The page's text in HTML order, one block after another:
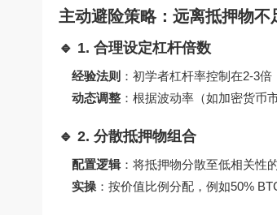
主动避险策略：远离抵押物不
🔹 1. 合理设定杠杆倍数
经验法则 ：初学者杠杆率控制在2-3倍
动态调整 ：根据波动率（如加密货币
🔹 2. 分散抵押物组合
配置逻辑：将抵押物分散至低相关性
实操 ：按价值比例分配，例如50%